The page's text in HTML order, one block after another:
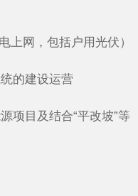
上网，包括户用光伏）
的建设运营
项目及结合“平改坡”等